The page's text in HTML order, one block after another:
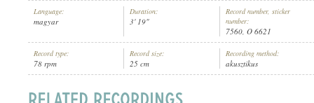
Language:
magyar
Duration:
3' 19"
Record number, sticker
number:
7560, O 6621
Record type:
78 rpm
Record size:
25 cm
Recording method:
akusztikus